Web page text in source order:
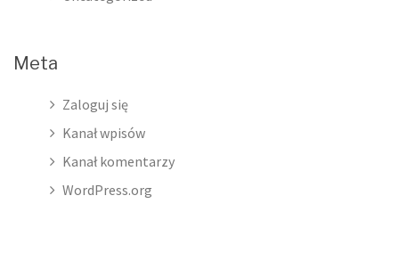
Meta
Zaloguj się
Kanał wpisów
Kanał komentarzy
WordPress.org